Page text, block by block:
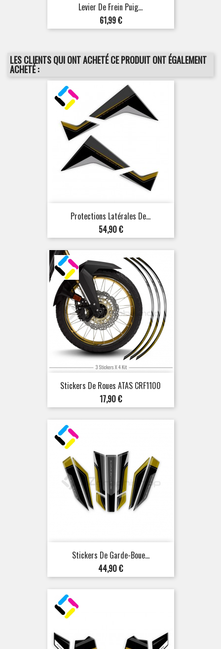
Levier De Frein Puig...
Prix
61,99 €
LES CLIENTS QUI ONT ACHETÉ CE PRODUIT ONT ÉGALEMENT
ACHETÉ :
Protections Latérales De...
Prix
54,90 €
Stickers De Roues ATAS CRF1100
Prix
17,90 €
Stickers De Garde-Boue...
Prix
44,90 €